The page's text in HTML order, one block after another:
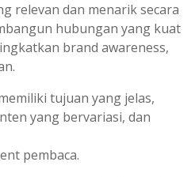
relevan dan menarik secara
hubungan yang kuat
brand awareness,
tujuan yang jelas,
yang bervariasi, dan
pembaca.